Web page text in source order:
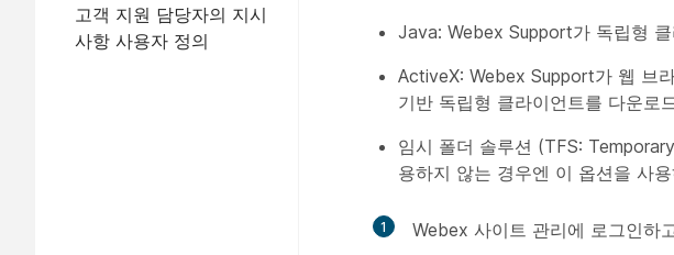
고객 지원 담당자의 지시
사항 사용자 정의
Java: Webex Support가 독립형
ActiveX: Webex Support가 웹 브
기반 독립형 클라이언트를 다운로
임시 폴더 솔루션 (TFS:
용하지 않는 경우엔 이 옵션을 사
1 Webex 사이트 관리에 로그인하